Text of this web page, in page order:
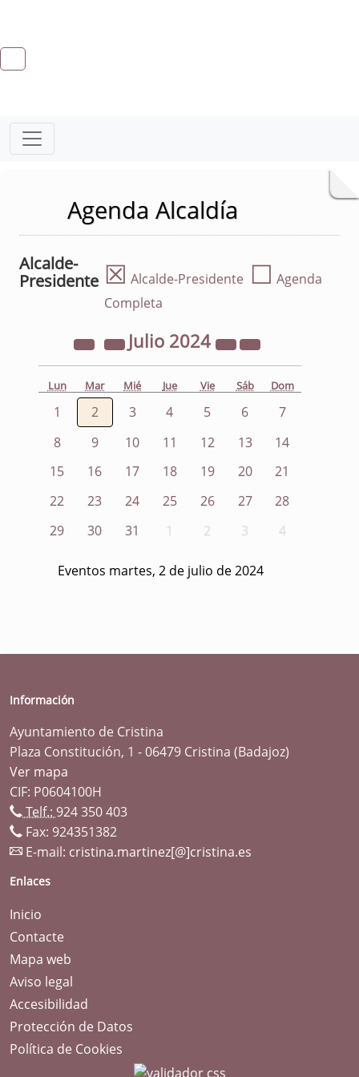
Agenda Alcaldía
Alcalde-
Presidente ☒ Alcalde-Presidente ☐ Agenda
Completa
Julio 2024
Lun Mar Mié Jue Vie Sáb Dom
1 2 3 4 5 6
7
8
9 10 11 12 13
14
15
16 17 18 19 20
21
22
23 24 25 26 27
28
29
30 31 1 2 3 4
Eventos martes, 2 de julio de 2024
Información
Ayuntamiento de Cristina
Plaza Constitución, 1 - 06479 Cristina (Badajoz)
Ver mapa
CIF: P0604100H
Telf.: 924 350 403
Fax: 924351382
E-mail: cristina.martinez[@]cristina.es
Enlaces
Inicio
Contacte
Mapa web
Aviso legal
Accesibilidad
Protección de Datos
Política de Cookies